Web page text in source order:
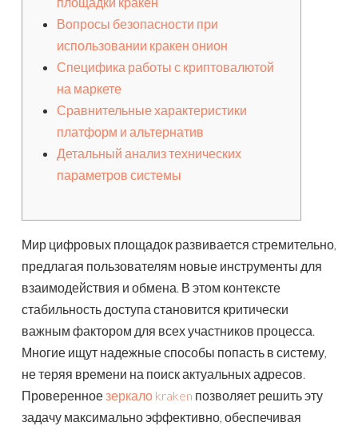
Вопросы безопасности при
использовании кракен онион
Специфика работы с криптовалютой
на маркете
Сравнительные характеристики
платформ и альтернатив
Детальный анализ технических
параметров системы
Мир цифровых площадок развивается стремительно,
предлагая пользователям новые инструменты для
взаимодействия и обмена. В этом контексте
стабильность доступа становится критически
важным фактором для всех участников процесса.
Многие ищут надежные способы попасть в систему,
не теряя времени на поиск актуальных адресов.
Проверенноезеркало kraken позволяет решить эту
задачу максимально эффективно, обеспечивая